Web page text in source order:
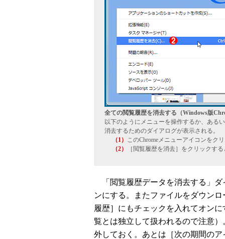
全ての閲覧履歴を消去する（Windows版
以下のようにメニューを操作するか、ある
消去するためのダイアログが表示される。
（1） このChromeメニューアイコンをク
（2）
［閲覧履歴を消去］をクリックす
「閲覧履歴データを消去する」ダ
ンにする。またファイルをダウン
履歴］にもチェックを入れてオン
覧とは独立して扱われるので注意
外しておく。あとは［次の期間の